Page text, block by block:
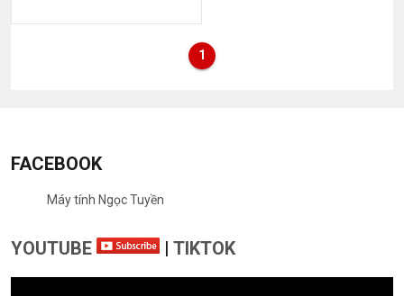
1
FACEBOOK
Máy tính Ngọc Tuyền
YOUTUBE | TIKTOK